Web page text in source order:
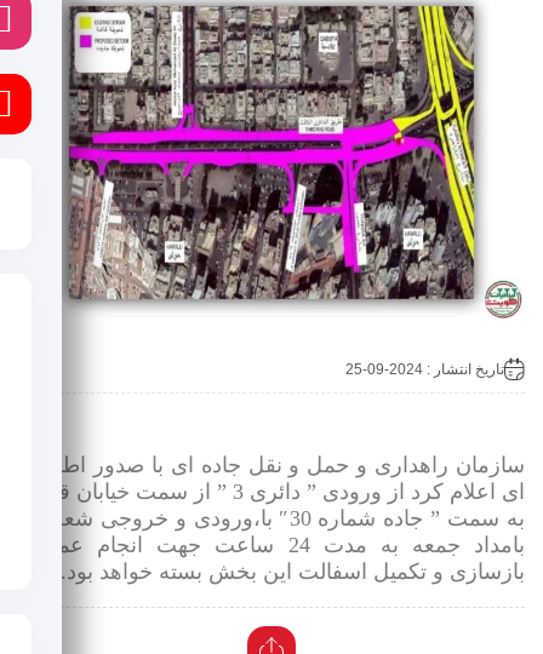
تاریخ انتشار : 2024-09-25
راهداری و حمل و نقل جاده ای با صدور اطلاعیه
ای اعلام کرد از ورودی ” دائری 3 ” از سمت خیابان قاهره
به سمت ” جاده شماره 30″ با،ورودی و خروجی شعب از
بامداد جمعه به مدت 24 ساعت جهت انجام عملیات
و تکمیل اسفالت این بخش بسته خواهد بود.